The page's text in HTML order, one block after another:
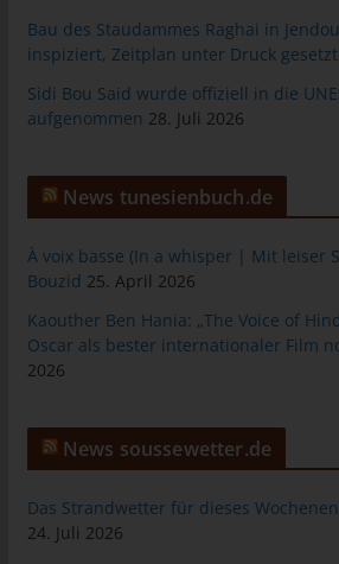
Bau des Staudammes Raghai in
inspiziert, Zeitplan unter Druck gesetzt
Sidi Bou Said wurde offiziell in die
aufgenommen 28. Juli 2026
News tunesienbuch.de
À voix basse (In a whisper | Mit leiser
Bouzid 25. April 2026
Kaouther Ben Hania: „The Voice of
Oscar als bester internationaler Film
2026
News soussewetter.de
Das Strandwetter für dieses
24. Juli 2026
das Cookie gespeichert wurde. Dies
besuchten Internetseiten und Servern,
Browser der betroffenen Person von
die andere Cookies enthalten, zu
Durch den Einsatz von Cookies kann den
die Cookie-Setzung nicht möglich wären.
Mittels eines Cookies können die
auf unserer Internetseite im Sinne des
werden. Cookies ermöglichen uns, wie
Benutzer unserer Internetseite
Internetseite zu erleichtern. Der Benutzer
Cookies verwendet, muss beispielsweise
Besuch der Internetseite erneut seine
weil dies von der Internetseite und dem
Computersystem des Benutzers